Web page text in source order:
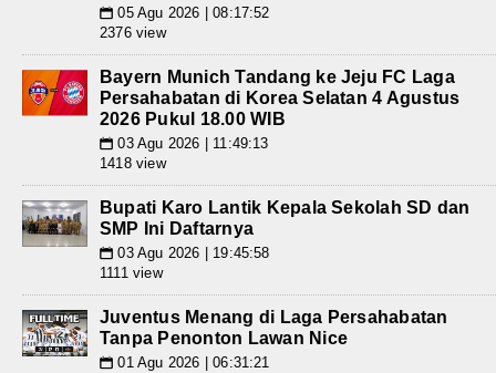
📅 05 Agu 2026 | 08:17:52
2376 view
Bayern Munich Tandang ke Jeju FC Laga
Persahabatan di Korea Selatan 4 Agustus
2026 Pukul 18.00 WIB
📅 03 Agu 2026 | 11:49:13
1418 view
Bupati Karo Lantik Kepala Sekolah SD dan
SMP Ini Daftarnya
📅 03 Agu 2026 | 19:45:58
1111 view
Juventus Menang di Laga Persahabatan
Tanpa Penonton Lawan Nice
📅 01 Agu 2026 | 06:31:21